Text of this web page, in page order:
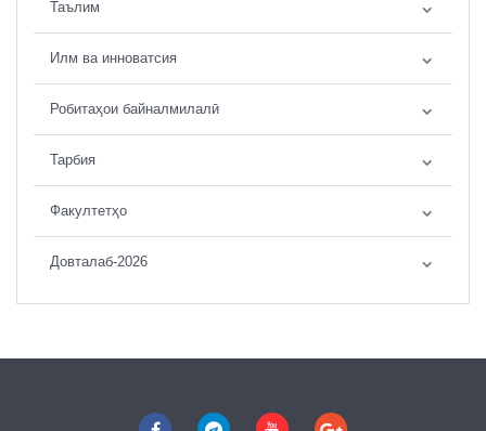
Таълим
Илм ва инноватсия
Робитаҳои байналмилалӣ
Тарбия
Факултетҳо
Довталаб-2026